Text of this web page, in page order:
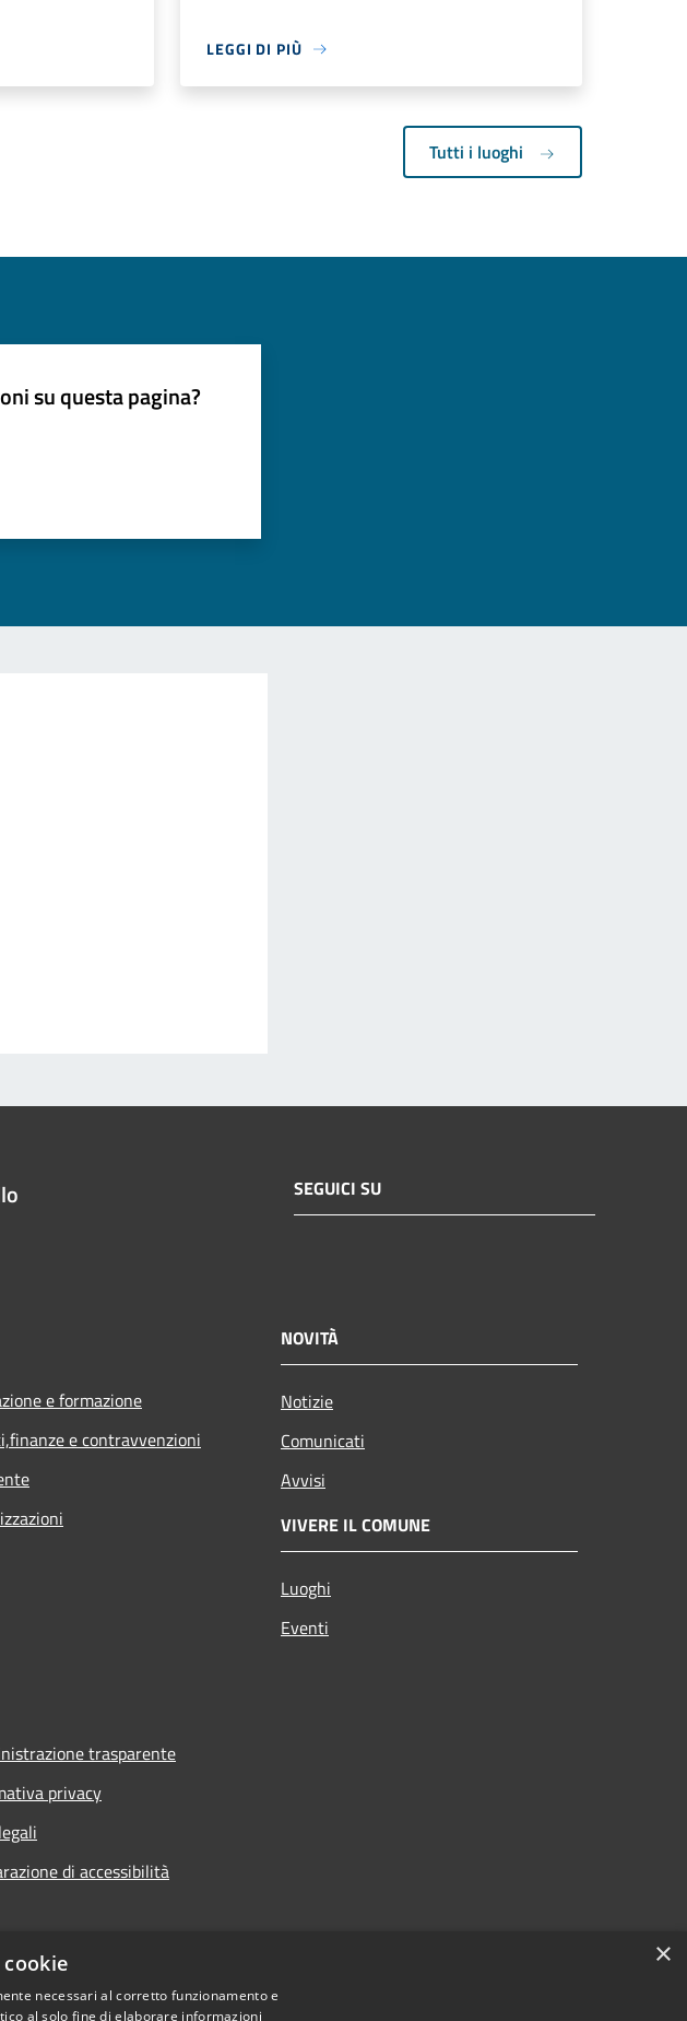
LEGGI DI PIÙ
Tutti i luoghi
su questa pagina?
SEGUICI SU
e formazione
e contravvenzioni
NOVITÀ
Notizie
Comunicati
Avvisi
VIVERE IL COMUNE
Luoghi
Eventi
trasparente
privacy
di accessibilità
×
necessari al corretto funzionamento e
al solo fine di elaborare informazioni